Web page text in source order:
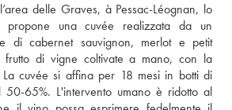
delle Graves, à Pessac-Léognan, lo
propone una cuvée realizzata da un
di cabernet sauvignon, merlot e petit
di vigne coltivate a mano, con la
La cuvée si affina per 18 mesi in botti di
65%. L'intervento umano è ridotto al